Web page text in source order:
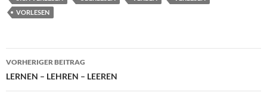
VORLESEN
Beitragsnavigation
VORHERIGER BEITRAG
LERNEN – LEHREN – LEEREN